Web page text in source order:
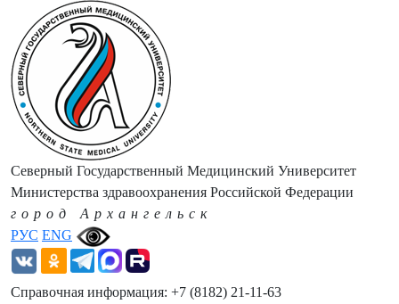
РУС ENG
Северный Государственный Медицинский Университет
Министерства здравоохранения Российской Федерации
город Архангельск
Справочная информация: +7 (8182) 21-11-63